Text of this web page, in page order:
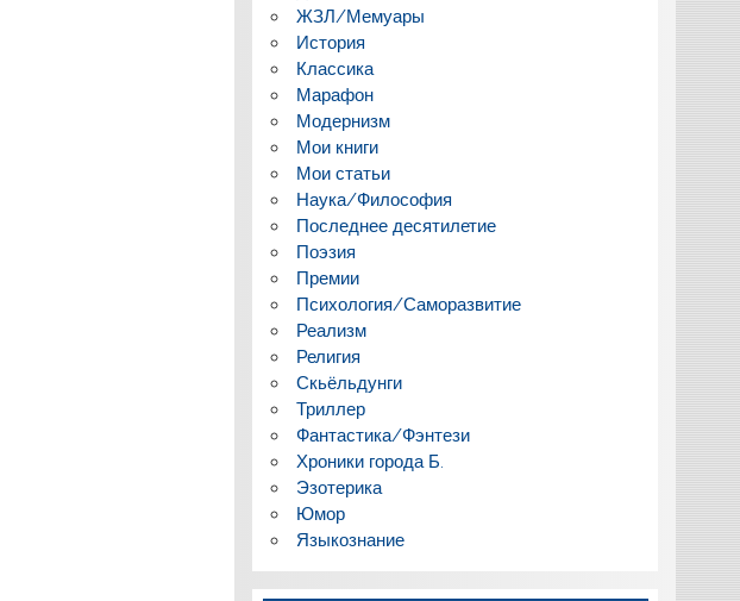
ЖЗЛ/Мемуары
История
Классика
Марафон
Модернизм
Мои книги
Мои статьи
Наука/Философия
Последнее десятилетие
Поэзия
Премии
Психология/Саморазвитие
Реализм
Религия
Скьёльдунги
Триллер
Фантастика/Фэнтези
Хроники города Б.
Эзотерика
Юмор
Языкознание